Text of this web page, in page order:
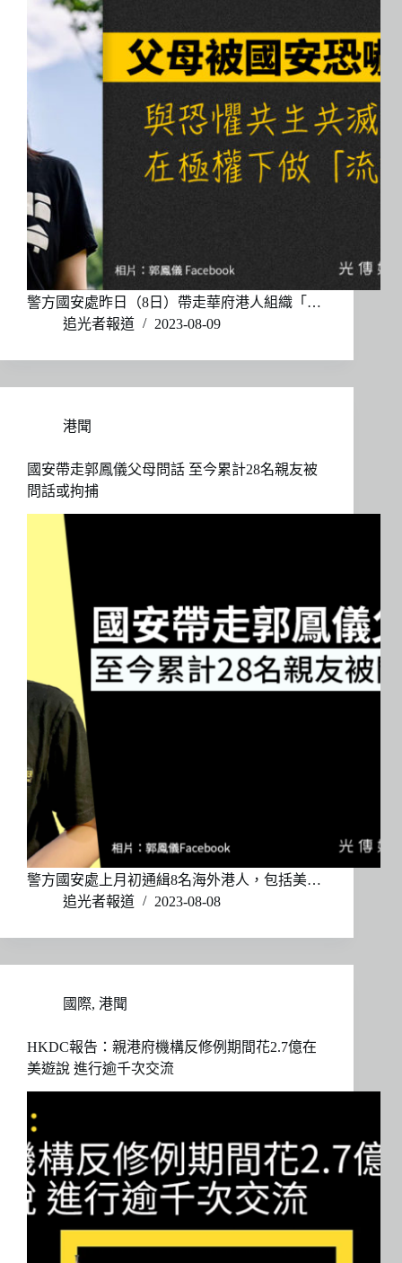
警方國安處昨日（8日）帶走華府港人組織「…
追光者報道
2023-08-09
港聞
國安帶走郭鳳儀父母問話 至今累計28名親友被
問話或拘捕
警方國安處上月初通緝8名海外港人，包括美…
追光者報道
2023-08-08
國際, 港聞
HKDC報告：親港府機構反修例期間花2.7億在
美遊說 進行逾千次交流